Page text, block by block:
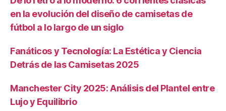
en la evolución del diseño de camisetas de
fútbol a lo largo de un siglo
Fanáticos y Tecnología: La Estética y Ciencia
Detrás de las Camisetas 2025
Manchester City 2025: Análisis del Plantel entre
Lujo y Equilibrio